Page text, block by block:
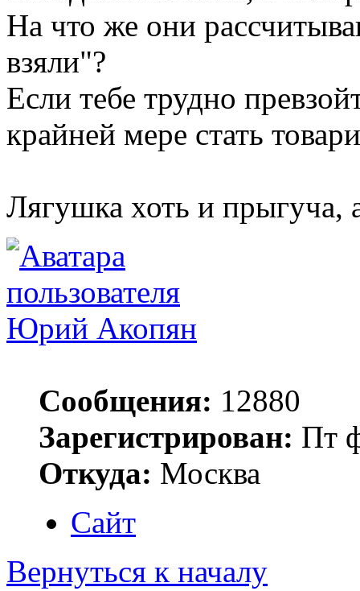
На что же они
взяли"?
Если тебе трудно
крайней мере стать
Лягушка хоть и прыгуча,
Юрий Акопян
Сообщения: 12880
Зарегистрирован: Пт
Откуда: Москва
Сайт
Вернуться к началу